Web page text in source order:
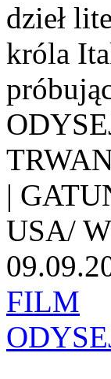
dzieł
króla
|
USA/
FILM